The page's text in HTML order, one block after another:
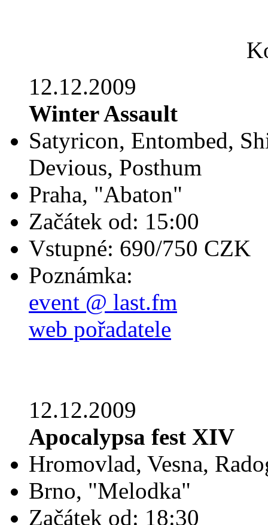
12.12.2009
Winter Assault
Satyricon, Entombed,
Devious, Posthum
Praha, "Abaton"
Začátek od: 15:00
Vstupné: 690/750 CZK
Poznámka:
event @ last.fm
web pořadatele
12.12.2009
Apocalypsa fest XIV
Hromovlad, Vesna,
Brno, "Melodka"
Začátek od: 18:30